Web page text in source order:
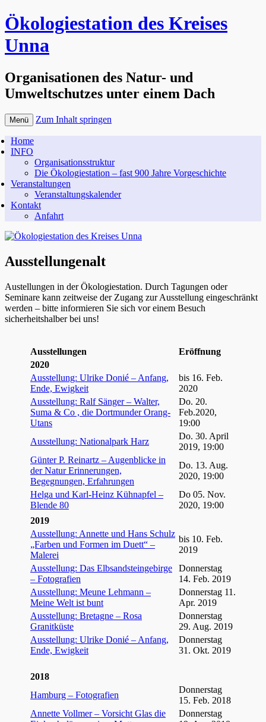
Ökologiestation des Kreises
Unna
Organisationen des Natur- und
Umweltschutzes unter einem Dach
Menü Zum Inhalt springen
Home
INFO
Organisationsstruktur
Die Ökologiestation – fast 900 Jahre Vorgeschichte
Veranstaltungen
Veranstaltungskalender
Kontakt
Anfahrt
Ausstellungenalt
Austellungen in der Ökologiestation. Durch Tagungen oder
Seminare kann zeitweise der Zugang zur Ausstellung eingeschränkt
werden – bitte informieren Sie sich vor einem Besuch
sicherheitshalber bei uns!
Ausstellungen
Eröffnung
2020
Ausstellung: Ulrike Donié – Anfang,
Ende, Ewigkeit
bis 16. Feb.
2020
Ausstellung: Ralf Sänger – Walter,
Suma & Co , die Dortmunder Orang-
Utans
Do. 20.
Feb.2020,
19:00
Ausstellung: Nationalpark Harz
Do. 30. April
2019, 19:00
Günter P. Reinartz – Augenblicke in
der Natur Erinnerungen,
Begegnungen, Erfahrungen
Do. 13. Aug.
2020, 19:00
Helga und Karl-Heinz Kühnapfel –
Blende 80
Do 05. Nov.
2020, 19:00
2019
Ausstellung: Annette und Hans Schulz
„Farben und Formen im Duett“ –
Malerei
bis 10. Feb.
2019
Ausstellung: Das Elbsandsteingebirge
– Fotografien
Donnerstag
14. Feb. 2019
Ausstellung: Meune Lehmann –
Meine Welt ist bunt
Donnerstag 11.
Apr. 2019
Ausstellung: Bretagne – Rosa
Granitküste
Donnerstag
29. Aug. 2019
Ausstellung: Ulrike Donié – Anfang,
Ende, Ewigkeit
Donnerstag
31. Okt. 2019
2018
Hamburg – Fotografien
Donnerstag
15. Feb. 2018
Annette Vollmer – Vorsicht Glas die
Donnerstag